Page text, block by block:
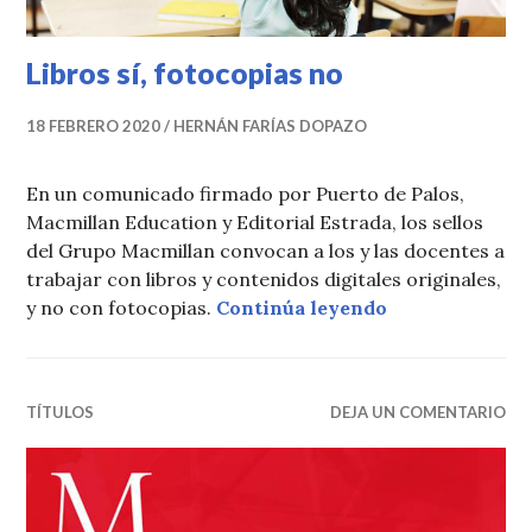
Libros sí, fotocopias no
18 FEBRERO 2020 HERNÁN FARÍAS DOPAZO
En un comunicado firmado por Puerto de Palos,
Macmillan Education y Editorial Estrada, los sellos
del Grupo Macmillan convocan a los y las docentes a
trabajar con libros y contenidos digitales originales,
y no con fotocopias. Continúa leyendo
TÍTULOS DEJA UN COMENTARIO